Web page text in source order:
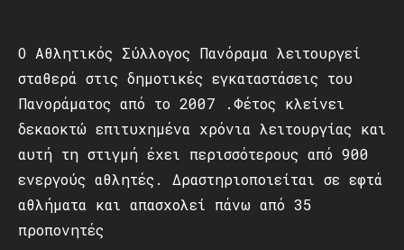
Ο Αθλητικός Σύλλογος Πανόραμα λειτουργεί
σταθερά στις δημοτικές εγκαταστάσεις του
Πανοράματος από το 2007 .Φέτος κλείνει
δεκαοκτώ επιτυχημένα χρόνια λειτουργίας και
αυτή τη στιγμή έχει περισσότερους από 900
ενεργούς αθλητές. Δραστηριοποιείται σε εφτά
αθλήματα και απασχολεί πάνω από 35
προπονητές